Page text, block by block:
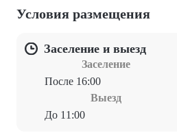
Условия размещения
Заселение и выезд
Заселение
После 16:00
Выезд
До 11:00